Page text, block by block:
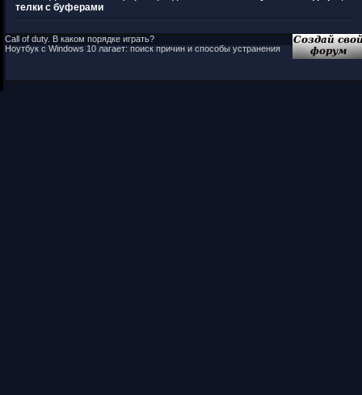
телки с буферами
Call of duty. В каком порядке играть?
Ноутбук с Windows 10 лагает: поиск причин и способы устранения